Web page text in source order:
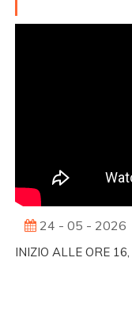
24 - 05 - 2026
INIZIO ALLE ORE